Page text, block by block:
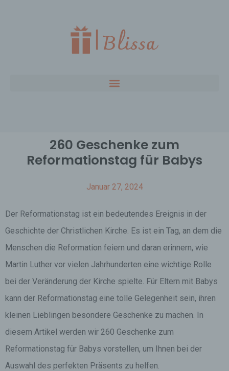
260 Geschenke zum
Reformationstag für Babys
Januar 27, 2024
Der Reformationstag ist ein bedeutendes Ereignis in der
Geschichte der Christlichen Kirche. Es ist ein Tag, an dem die
Menschen die Reformation feiern und daran erinnern, wie
Martin Luther vor vielen Jahrhunderten eine wichtige Rolle
bei der Veränderung der Kirche spielte. Für Eltern mit Babys
kann der Reformationstag eine tolle Gelegenheit sein, ihren
kleinen Lieblingen besondere Geschenke zu machen. In
diesem Artikel werden wir 260 Geschenke zum
Reformationstag für Babys vorstellen, um Ihnen bei der
Auswahl des perfekten Präsents zu helfen.